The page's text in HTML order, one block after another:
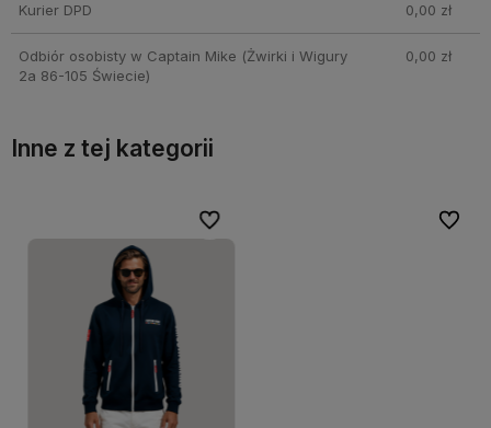
Kurier DPD 0,00 zł
Odbiór osobisty w Captain Mike (Żwirki i Wigury
2a 86-105 Świecie)
0,00 zł
Inne z tej kategorii
Do ulubionych
Do ulubionych Do
Do